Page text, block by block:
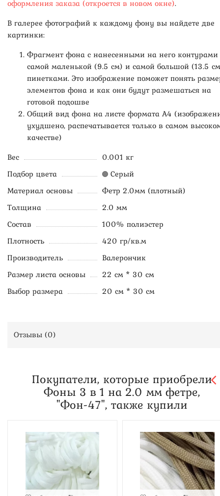
оформления заказа (откроется в новом окне).
В галерее фотографий к каждому фону вы найдете две
картинки:
Фрагмент фона с нанесенными на него контурами
самой маленькой (9.5 см) и самой большой (13.5
пинетками. Это изображение поможет понять
элементов фона и как они будут размешаться на
готовой подошве
Общий вид фона на листе формата А4
ухудшено, распечатывается только в самом
качестве)
Вес
0.001 кг
Подбор цвета
Серый
Материал основы
Фетр 2.0мм (плотный)
Толщина
2.0 мм
Состав
100% полиэстер
Плотность
420 гр/кв.м
Производитель
Валерончик
Размер листа основы
22 см * 30 см
Выбор размера
20 см * 30 см
Отзывы (0)
Покупатели, которые приобрели
Фоны 3 в 1 на 2.0 мм фетре,
"Фон-47", также купили